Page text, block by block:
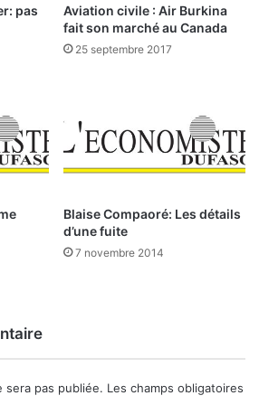
pas
Aviation civile : Air Burkina
fait son marché au Canada
25 septembre 2017
Blaise Compaoré: Les détails
d’une fuite
7 novembre 2014
sera pas publiée. Les champs obligatoires